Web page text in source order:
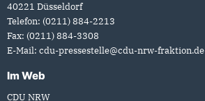
40221 Düsseldorf
Telefon: (0211) 884-2213
Fax: (0211) 884-3308
E-Mail: cdu-pressestelle@cdu-nrw-fraktion.de
Im Web
CDU NRW